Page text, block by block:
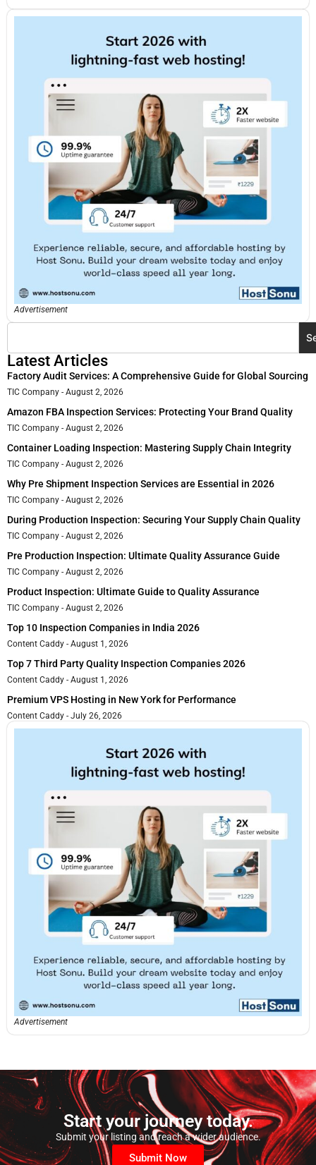
Advertisement
Latest Articles
Factory Audit Services: A Comprehensive Guide for Global Sourcing
TIC Company August 2, 2026
Amazon FBA Inspection Services: Protecting Your Brand Quality
TIC Company August 2, 2026
Container Loading Inspection: Mastering Supply Chain Integrity
TIC Company August 2, 2026
Why Pre Shipment Inspection Services are Essential in 2026
TIC Company August 2, 2026
During Production Inspection: Securing Your Supply Chain Quality
TIC Company August 2, 2026
Pre Production Inspection: Ultimate Quality Assurance Guide
TIC Company August 2, 2026
Product Inspection: Ultimate Guide to Quality Assurance
TIC Company August 2, 2026
Top 10 Inspection Companies in India 2026
Content Caddy August 1, 2026
Top 7 Third Party Quality Inspection Companies 2026
Content Caddy August 1, 2026
Premium VPS Hosting in New York for Performance
Content Caddy July 26, 2026
Advertisement
Start your journey today.
Submit your listing and reach a wider audience.
Submit Now